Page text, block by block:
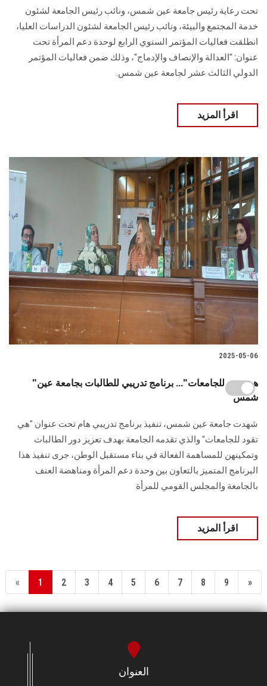
تحت رعاية رئيس جامعة عين شمس، ونائب رئيس الجامعة لشئون
خدمة المجتمع والبيئة، ونائب رئيس الجامعة لشئون الدراسات العليا،
انطلقت فعاليات المؤتمر السنوي الرابع لوحدة دعم المرأة تحت
عنوان: "العدالة والإنصاف والإدماج"، وذلك ضمن فعاليات المؤتمر
الدولي الثالث عشر لجامعة عين شمس.
اقرأ المزيد
2025-05-06
"هي تقود للجامعات"... برنامج تدريبي للطالبات بجامعة عين
شمس
شهدت جامعة عين شمس، تنفيذ برنامج تدريبي هام تحت عنوان "هي
تقود للجامعات" والذي تقدمه الجامعة بهدف تعزيز دور الطالبات
وتمكينهن للمساهمة الفعالة في بناء مستقبل الوطن، جرى تنفيذ هذا
البرنامج المتميز بالتعاون بين وحدة دعم المرأة ومناهضة العنف
بالجامعة والمجلس القومي للمرأة
اقرأ المزيد
« 1 2 3 4 5 6 7 8 9 »
العنوان